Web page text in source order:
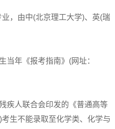
，由中(北京理工大学)、英(瑞
年《报考指南》(网址：
人联合会印发的《普通高等
生不能录取至化学类、化学与